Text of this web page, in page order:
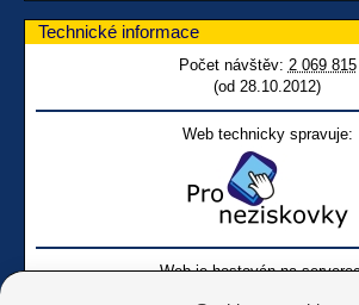
Technické informace
Počet návštěv: 2 069 815
(od 28.10.2012)
Web technicky spravuje:
Web je hostován na